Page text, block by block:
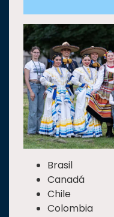
Brasil
Canadá
Chile
Colombia